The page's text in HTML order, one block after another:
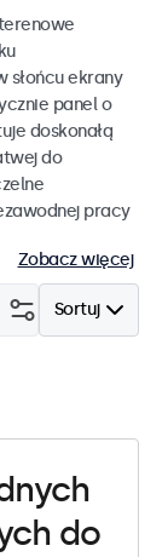
słońcu ekrany
panel o
doskonałą
do
pracy
Zobacz więcej
Sortuj
do